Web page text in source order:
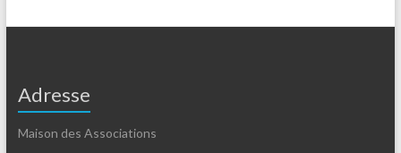
Adresse
Maison des Associations